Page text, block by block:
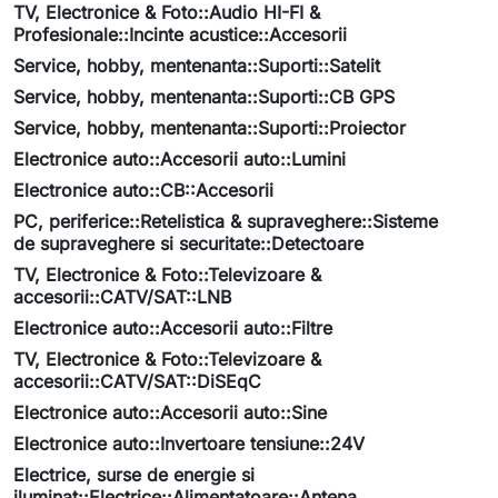
TV, Electronice & Foto::Audio HI-FI &
Profesionale::Incinte acustice::Accesorii
Service, hobby, mentenanta::Suporti::Satelit
Service, hobby, mentenanta::Suporti::CB GPS
Service, hobby, mentenanta::Suporti::Proiector
Electronice auto::Accesorii auto::Lumini
Electronice auto::CB::Accesorii
PC, periferice::Retelistica & supraveghere::Sisteme
de supraveghere si securitate::Detectoare
TV, Electronice & Foto::Televizoare &
accesorii::CATV/SAT::LNB
Electronice auto::Accesorii auto::Filtre
TV, Electronice & Foto::Televizoare &
accesorii::CATV/SAT::DiSEqC
Electronice auto::Accesorii auto::Sine
Electronice auto::Invertoare tensiune::24V
Electrice, surse de energie si